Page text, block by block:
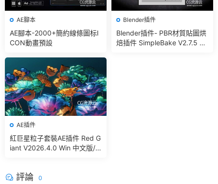
AE腳本
AE腳本-2000+簡約線條圖标I
CON動畫預設
Blender插件
Blender插件- PBR材質貼圖烘
焙插件 SimpleBake V2.7.5 –
AE插件
紅巨星粒子套裝AE插件 Red G
iant V2026.4.0 Win 中文版/
評論 0